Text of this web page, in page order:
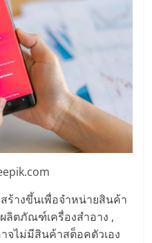
างขึ้นเพื่อจำหน่ายสินค้า
ลิตภัณฑ์เครื่องสำอาง ,
ไม่มีสินค้าสต็อคตัวเอง